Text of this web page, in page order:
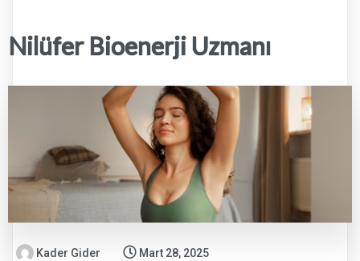
Nilüfer Bioenerji Uzmanı
Kader Gider Mart 28, 2025